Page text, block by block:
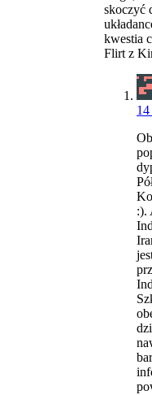
skoczyć
kwestia
Flirt z
:).